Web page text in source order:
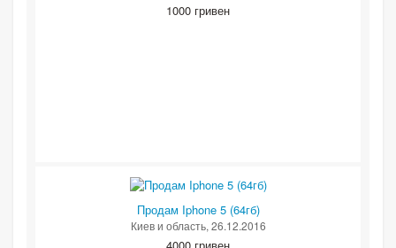
1000 гривен
Продам Iphone 5 (64гб)
Киев и область, 26.12.2016